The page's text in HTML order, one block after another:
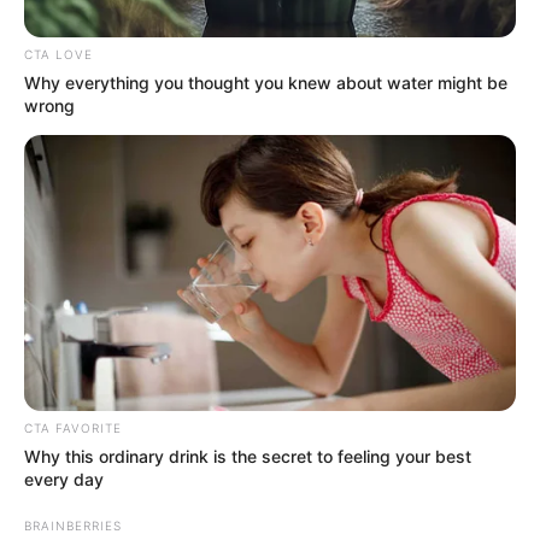
Jaguares recibió a Medellín en la Liga BetPlay.
Por:Daniel Zabala
Septiembre 11, 2021
CTA LOVE
Why everything you thought you knew about water might be
wrong
CTA FAVORITE
Why this ordinary drink is the secret to feeling your best
every day
BRAINBERRIES